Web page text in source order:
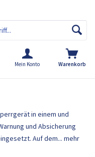
Warenkorb
Mein Konto
in einem und
und Absicherung
Auf dem... mehr